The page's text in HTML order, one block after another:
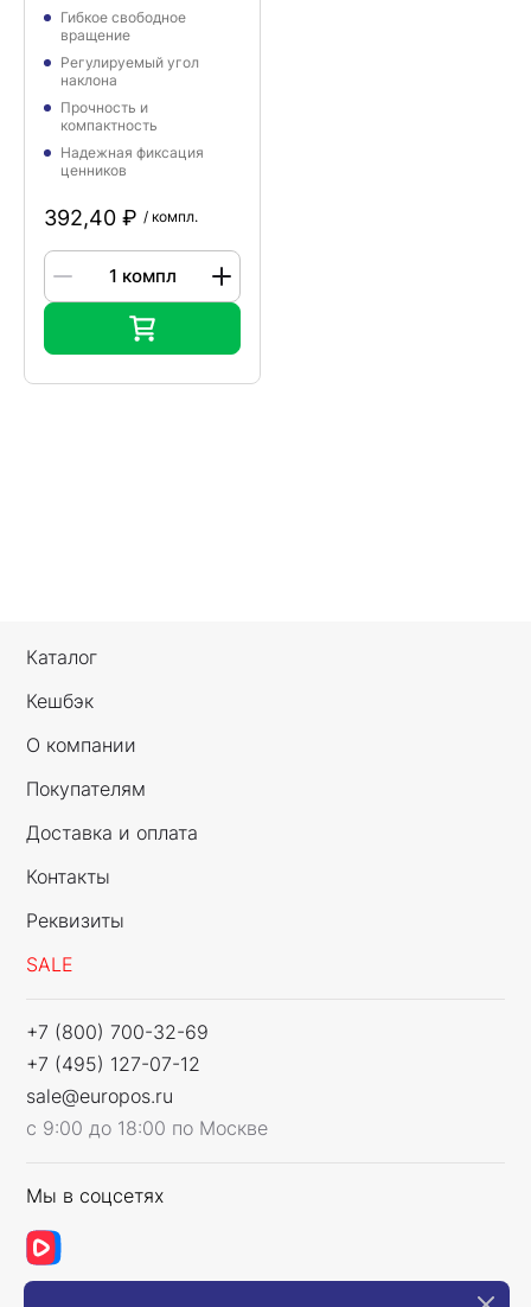
Гибкое свободное
вращение
Регулируемый угол
наклона
Прочность и
компактность
Надежная фиксация
ценников
392,40 ₽ / компл.
Каталог
Кешбэк
О компании
Покупателям
Доставка и оплата
Контакты
Реквизиты
SALE
+7 (800) 700-32-69
+7 (495) 127-07-12
sale@europos.ru
с 9:00 до 18:00 по Москве
Мы в соцсетях